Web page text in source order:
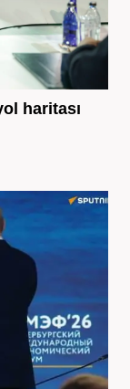
haritası